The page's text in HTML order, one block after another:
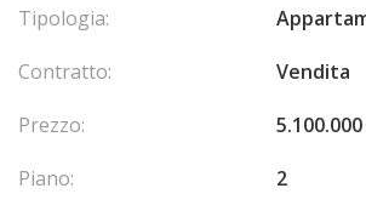
La composizione interna comprende un
mozzafiato su Port Hercule e Monte-Carlo.
di un ambiente tranquillo.
bagno.
Tipologia:
Contratto:
Vendita
Prezzo:
Piano:
2